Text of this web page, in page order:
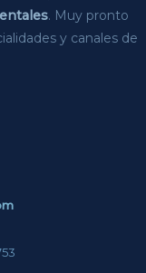
. Muy pronto
y canales de